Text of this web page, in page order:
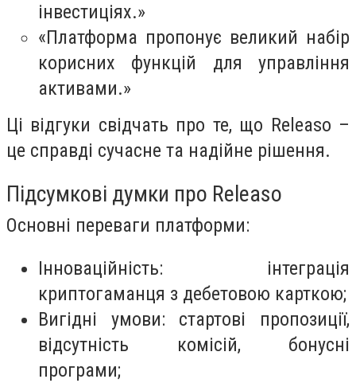
інвестиціях.»
«Платформа пропонує великий набір
корисних функцій для управління
активами.»
Ці відгуки свідчать про те, що Releaso –
це справді сучасне та надійне рішення.
Підсумкові думки про Releaso
Основні переваги платформи:
Інноваційність: інтеграція
криптогаманця з дебетовою карткою;
Вигідні умови: стартові пропозиції,
відсутність комісій, бонусні
програми;